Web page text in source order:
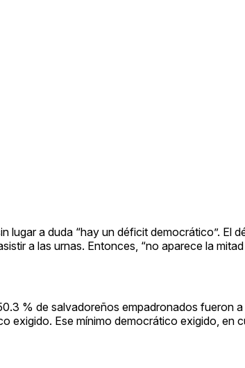
lugar a duda “hay un déficit democrático”. El
a las urnas. Entonces, “no aparece la
% de salvadoreños empadronados fueron
exigido. Ese mínimo democrático exigido, en